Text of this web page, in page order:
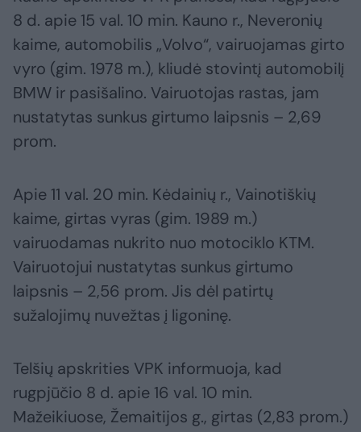
8 d. apie 15 val. 10 min. Kauno r., Neveronių
kaime, automobilis „Volvo“, vairuojamas girto
vyro (gim. 1978 m.), kliudė stovintį automobilį
BMW ir pasišalino. Vairuotojas rastas, jam
nustatytas sunkus girtumo laipsnis – 2,69
prom.
Apie 11 val. 20 min. Kėdainių r., Vainotiškių
kaime, girtas vyras (gim. 1989 m.)
vairuodamas nukrito nuo motociklo KTM.
Vairuotojui nustatytas sunkus girtumo
laipsnis – 2,56 prom. Jis dėl patirtų
sužalojimų nuvežtas į ligoninę.
Telšių apskrities VPK informuoja, kad
rugpjūčio 8 d. apie 16 val. 10 min.
Mažeikiuose, Žemaitijos g., girtas (2,83 prom.)